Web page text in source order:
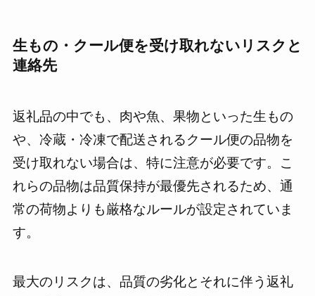
生もの・クール便を受け取れないリスクと
連絡先
返礼品の中でも、肉や魚、果物といった生もの
や、冷蔵・冷凍で配送されるクール便の品物を
受け取れない場合は、特に注意が必要です。こ
れらの品物は品質保持が最優先されるため、通
常の荷物よりも厳格なルールが設定されていま
す。
最大のリスクは、品質の劣化とそれに伴う返礼